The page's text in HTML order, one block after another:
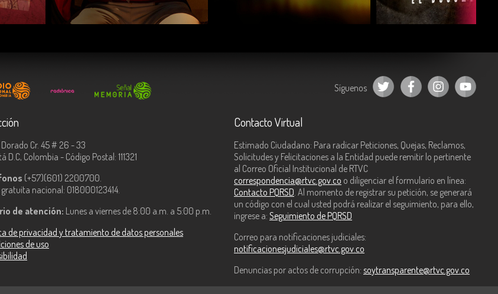
COMPARTIR COMPARTIR COMPARTIR
Síguenos
Dorado Cr. 45 # 26 - 33
D.C, Colombia - Código Postal: 111321
(+57)(601) 2200700.
nacional: 018000123414.
de atención: Lunes a viernes de 8:00 a.m. a 5:00 p.m.
de privacidad y tratamiento de datos personales
de uso
Contacto Virtual
Estimado Ciudadano: Para radicar Peticiones, Quejas, Reclamos,
Solicitudes y Felicitaciones a la Entidad puede remitir lo pertinente
al Correo Oficial Institucional de RTVC
correspondencia@rtvc.gov.co o diligenciar el formulario en línea:
Contacto PQRSD . Al momento de registrar su petición, se generará
un código con el cual usted podrá realizar el seguimiento, para ello,
ingrese a: Seguimiento de PQRSD
Correo para notificaciones judiciales:
notificacionesjudiciales@rtvc.gov.co
Denuncias por actos de corrupción: soytransparente@rtvc.gov.co